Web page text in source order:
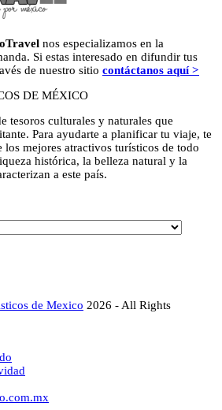
nos especializamos en la
Si estas interesado en difundir tus
de nuestro sitio contáctanos aquí >
DE MÉXICO
tesoros culturales y naturales que
Para ayudarte a planificar tu viaje, te
los mejores atractivos turísticos de todo
histórica, la belleza natural y la
a este país.
de Mexico 2026 - All Rights